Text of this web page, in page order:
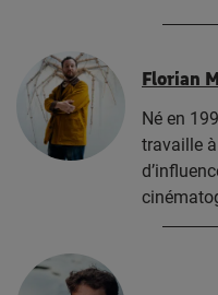
Florian
Né en
travaille